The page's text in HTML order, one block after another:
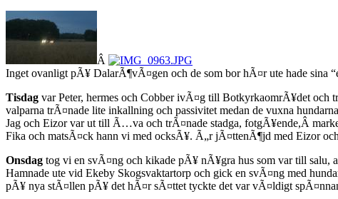
Â
Inget ovanligt pÃ¥ DalarÃ¶vÃ¤gen och de som bor hÃ¤r ute hade sina
Tisdag var Peter, hermes och Cobber ivÃ¤g till BotkyrkaomrÃ¥det och
valparna trÃ¤nade lite inkallning och passivitet medan de vuxna
Jag och Eizor var ut till Ã…va och trÃ¤nade stadga, fotgÃ¥ende,Â
Fika och matsÃ¤ck hann vi med ocksÃ¥. Ã„r jÃ¤ttenÃ¶jd med Eizor
Onsdag tog vi en svÃ¤ng och kikade pÃ¥ nÃ¥gra hus som var till salu,
Hamnade ute vid Ekeby Skogsvaktartorp och gick en svÃ¤ng med
pÃ¥ nya stÃ¤llen pÃ¥ det hÃ¤r sÃ¤ttet tyckte det var vÃ¤ldigt